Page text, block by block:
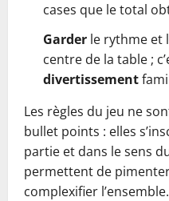
cases que le total
Garder le rythme et
centre de la table ;
divertissement
Les règles du jeu ne
bullet points : elles
partie et dans le sens
permettent de
complexifier